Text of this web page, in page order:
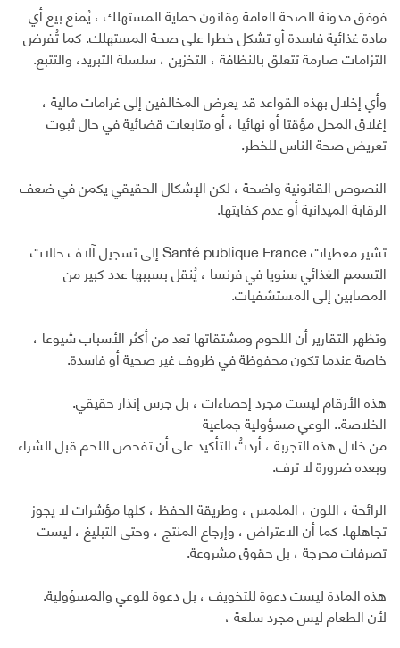
فوفق مدونة الصحة العامة وقانون حماية المستهلك ، يُمنع بيع أي
مادة غذائية فاسدة أو تشكل خطرا على صحة المستهلك. كما تُفرض
التزامات صارمة تتعلق بالنظافة ، التخزين ، سلسلة التبريد، والتتبع.
وأي إخلال بهذه القواعد قد يعرض المخالفين إلى غرامات مالية ،
إغلاق المحل مؤقتا أو نهائيا ، أو متابعات قضائية في حال ثبوت
تعريض صحة الناس للخطر.
النصوص القانونية واضحة ، لكن الإشكال الحقيقي يكمن في ضعف
الرقابة الميدانية أو عدم كفايتها.
تشير معطيات Santé publique France إلى تسجيل آلاف حالات
التسمم الغذائي سنويا في فرنسا ، يُنقل بسببها عدد كبير من
المصابين إلى المستشفيات.
وتظهر التقارير أن اللحوم ومشتقاتها تعد من أكثر الأسباب شيوعا ،
خاصة عندما تكون محفوظة في ظروف غير صحية أو فاسدة.
هذه الأرقام ليست مجرد إحصاءات ، بل جرس إنذار حقيقي.
الخلاصة.. الوعي مسؤولية جماعية
من خلال هذه التجربة ، أردتُ التأكيد على أن تفحص اللحم قبل الشراء
وبعده ضرورة لا ترف.
الرائحة ، اللون ، الملمس ، وطريقة الحفظ ، كلها مؤشرات لا يجوز
تجاهلها. كما أن الاعتراض ، وإرجاع المنتج ، وحتى التبليغ ، ليست
تصرفات محرجة ، بل حقوق مشروعة.
هذه المادة ليست دعوة للتخويف ، بل دعوة للوعي والمسؤولية.
لأن الطعام ليس مجرد سلعة ،